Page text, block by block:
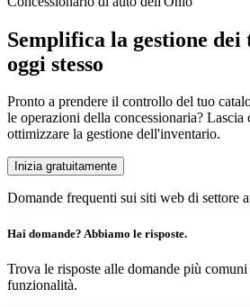
Semplifica la gestione dei
oggi stesso
Pronto a prendere il controllo del tuo
le operazioni della concessionaria? Lascia
ottimizzare la gestione dell'inventario.
Inizia gratuitamente
Domande frequenti sui siti web di settore
Hai domande? Abbiamo le risposte.
Trova le risposte alle domande più comuni
funzionalità.